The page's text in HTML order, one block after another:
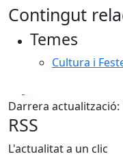
Contingut
Temes
Cultura i
Darrera actualització:
RSS
L'actualitat a un clic